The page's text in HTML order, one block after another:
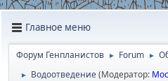
Главное меню
Форум Генпланистов ► Forum ►
► Водоотведение(Модератор: